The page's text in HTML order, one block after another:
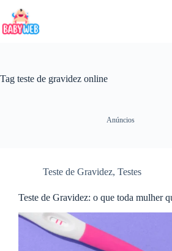
para
o
conteúdo
Tag teste de gravidez online
Anúncios
Teste de Gravidez, Testes
Teste de Gravidez: o que toda mulher